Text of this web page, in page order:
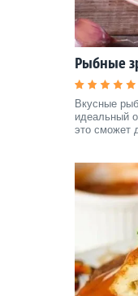
Рыбные
Вкусные
идеальный
это сможет